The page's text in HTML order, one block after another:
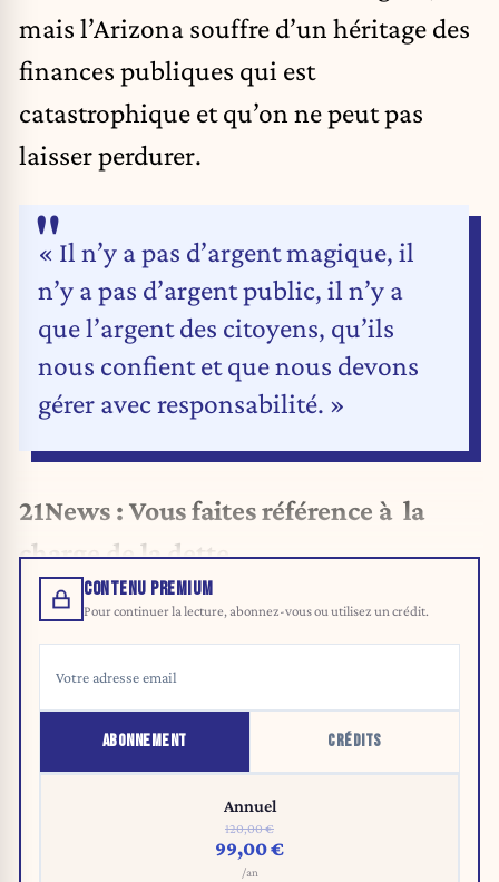
mais l’Arizona souffre d’un héritage des
finances publiques qui est
catastrophique et qu’on ne peut pas
laisser perdurer.
« Il n’y a pas d’argent magique, il
n’y a pas d’argent public, il n’y a
que l’argent des citoyens, qu’ils
nous confient et que nous devons
gérer avec responsabilité. »
21News : Vous faites référence à la
charge de la dette…
CONTENU PREMIUM
Pour continuer la lecture, abonnez-vous ou utilisez un crédit.
ABONNEMENT CRÉDITS
Annuel
120,00 €
99,00 €
/an